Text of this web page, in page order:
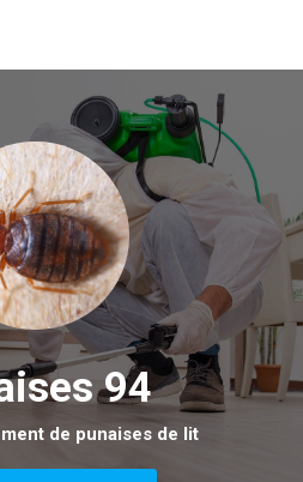
94
de punaises de lit